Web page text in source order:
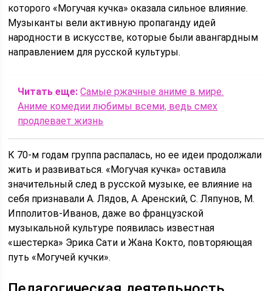
которого «Могучая кучка» оказала сильное влияние.
Музыканты вели активную пропаганду идей
народности в искусстве, которые были авангардным
направлением для русской культуры.
Читать еще: Самые ржачные аниме в мире.
Аниме комедии любимы всеми, ведь смех
продлевает жизнь
К 70-м годам группа распалась, но ее идеи продолжали
жить и развиваться. «Могучая кучка» оставила
значительный след в русской музыке, ее влияние на
себя признавали А. Лядов, А. Аренский, С. Ляпунов, М.
Ипполитов-Иванов, даже во французской
музыкальной культуре появилась известная
«шестерка» Эрика Сати и Жана Кокто, повторяющая
путь «Могучей кучки».